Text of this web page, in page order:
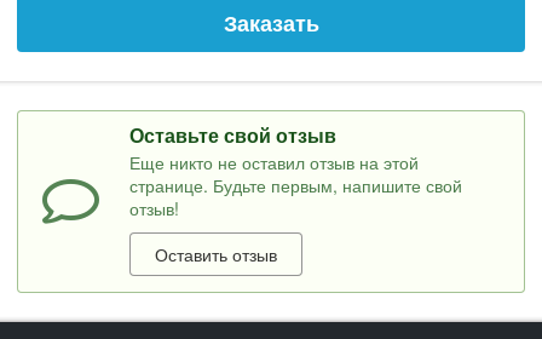
Заказать
Оставьте свой отзыв
Еще никто не оставил отзыв на этой
странице. Будьте первым, напишите свой
отзыв!
Оставить отзыв